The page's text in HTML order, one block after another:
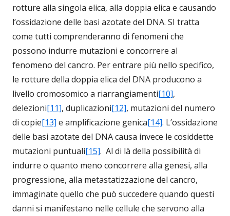
rotture alla singola elica, alla doppia elica e causando
l’ossidazione delle basi azotate del DNA. SI tratta
come tutti comprenderanno di fenomeni che
possono indurre mutazioni e concorrere al
fenomeno del cancro. Per entrare più nello specifico,
le rotture della doppia elica del DNA producono a
livello cromosomico a riarrangiamenti[10],
delezioni[11], duplicazioni[12], mutazioni del numero
di copie[13] e amplificazione genica[14]. L’ossidazione
delle basi azotate del DNA causa invece le cosiddette
mutazioni puntuali[15]. Al di là della possibilità di
indurre o quanto meno concorrere alla genesi, alla
progressione, alla metastatizzazione del cancro,
immaginate quello che può succedere quando questi
danni si manifestano nelle cellule che servono alla